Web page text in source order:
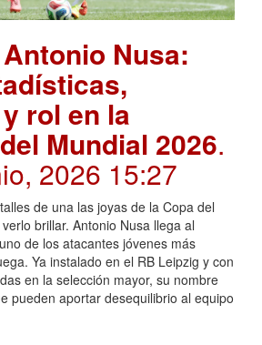
Nusa:
rol en la
Mundial 2026.
2026 15:27
de una las joyas de la Copa del
brillar. Antonio Nusa llega al
de los atacantes jóvenes más
Ya instalado en el RB Leipzig y con
en la selección mayor, su nombre
pueden aportar desequilibrio al equipo